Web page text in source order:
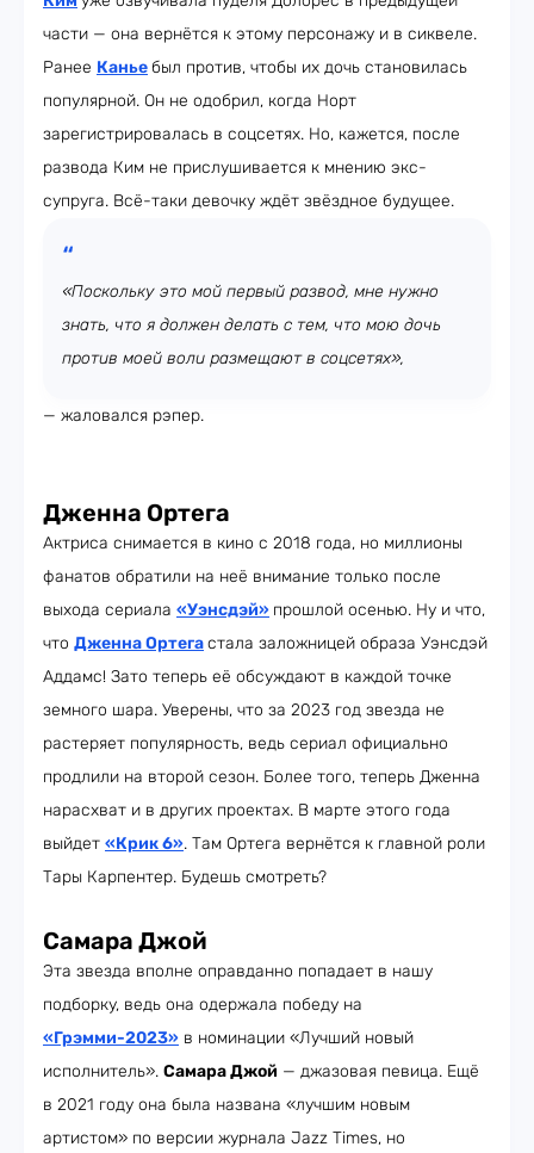
части — она вернётся к этому персонажу и в сиквеле.
Ранее Канье был против, чтобы их дочь становилась
популярной. Он не одобрил, когда Норт
зарегистрировалась в соцсетях. Но, кажется, после
развода Ким не прислушивается к мнению экс-
супруга. Всё-таки девочку ждёт звёздное будущее.
«Поскольку это мой первый развод, мне нужно
знать, что я должен делать с тем, что мою дочь
против моей воли размещают в соцсетях»,
— жаловался рэпер.
Дженна Ортега
Актриса снимается в кино с 2018 года, но миллионы
фанатов обратили на неё внимание только после
выхода сериала «Уэнсдэй» прошлой осенью. Ну и что,
что Дженна Ортегастала заложницей образа Уэнсдэй
Аддамс! Зато теперь её обсуждают в каждой точке
земного шара. Уверены, что за 2023 год звезда не
растеряет популярность, ведь сериал официально
продлили на второй сезон. Более того, теперь Дженна
нарасхват и в других проектах. В марте этого года
выйдет «Крик 6». Там Ортега вернётся к главной роли
Тары Карпентер. Будешь смотреть?
Самара Джой
Эта звезда вполне оправданно попадает в нашу
подборку, ведь она одержала победу на
«Грэмми-2023» в номинации «Лучший новый
исполнитель». Самара Джой — джазовая певица. Ещё
в 2021 году она была названа «лучшим новым
артистом» по версии журнала Jazz Times, но